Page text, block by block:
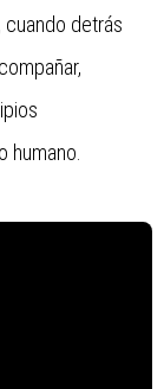
detrás
humano.